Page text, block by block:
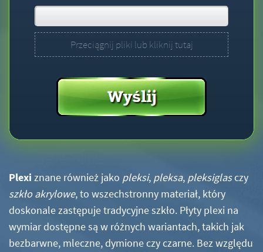
Przeciągnij pliki lub kliknij tutaj
Plexi znane również jako pleksi, pleksa, pleksiglasczy
szkło akrylowe, to wszechstronny materiał, który
doskonale zastępuje tradycyjne szkło. Płyty plexi na
wymiar dostępne są w różnych wariantach, takich jak
bezbarwne, mleczne, dymione czy czarne. Bez względu